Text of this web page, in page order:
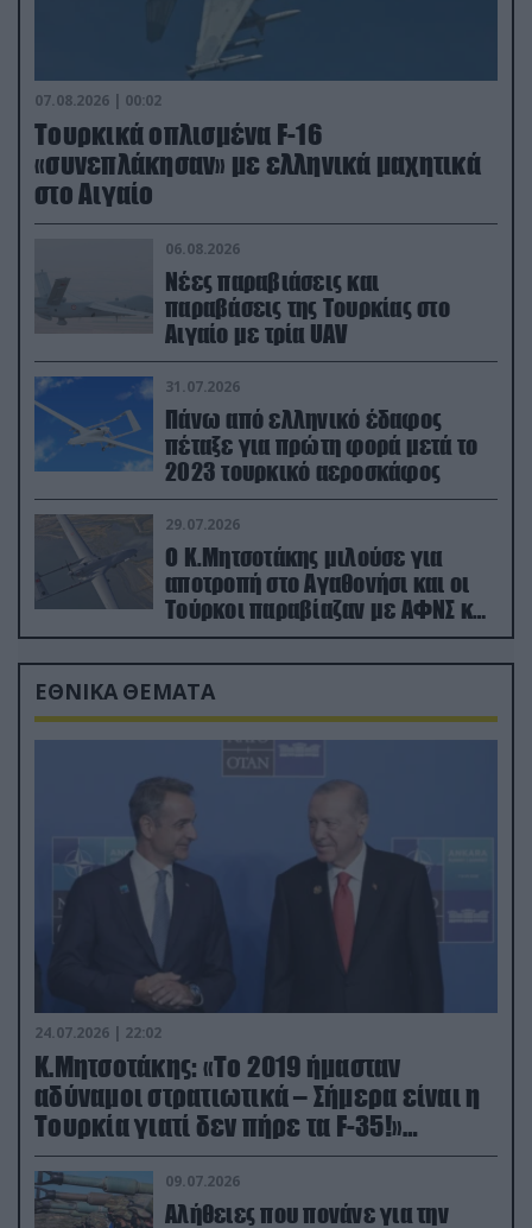
07.08.2026 | 00:02
Τουρκικά οπλισμένα F-16
«συνεπλάκησαν» με ελληνικά μαχητικά
στο Αιγαίο
06.08.2026
Νέες παραβιάσεις και
παραβάσεις της Τουρκίας στο
Αιγαίο με τρία UAV
31.07.2026
Πάνω από ελληνικό έδαφος
πέταξε για πρώτη φορά μετά το
2023 τουρκικό αεροσκάφος
29.07.2026
Ο Κ.Μητσοτάκης μιλούσε για
αποτροπή στο Αγαθονήσι και οι
Τούρκοι παραβίαζαν με ΑΦΝΣ και
drone
ΕΘΝΙΚΑ ΘΕΜΑΤΑ
24.07.2026 | 22:02
Κ.Μητσοτάκης: «Το 2019 ήμασταν
αδύναμοι στρατιωτικά – Σήμερα είναι η
Τουρκία γιατί δεν πήρε τα F-35!»
(βίντεο)
09.07.2026
Αλήθειες που πονάνε για την